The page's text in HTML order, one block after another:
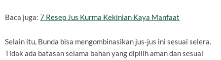
Baca juga: 7 Resep Jus Kurma Kekinian Kaya Manfaat
Selain itu, Bunda bisa mengombinasikan jus-jus ini sesuai selera.
Tidak ada batasan selama bahan yang dipilih aman dan sesuai